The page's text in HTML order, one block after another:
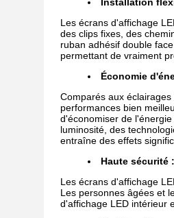
Les écrans d'affichage
des clips fixes, des
ruban adhésif double
permettant de vraiment
Économie
Comparés aux
performances bien
d'économiser de
luminosité, des
entraîne des effets
Haute sécurité :
Les écrans d'affichage
Les personnes âgées et
d'affichage LED intérieur